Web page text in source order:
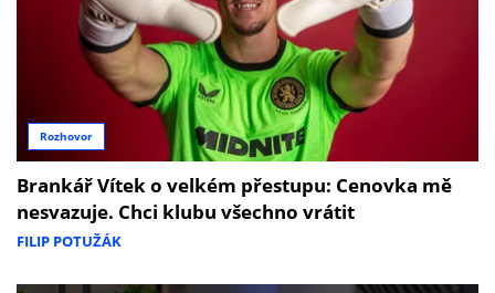
Rozhovor
Brankář Vítek o velkém přestupu: Cenovka mě
nesvazuje. Chci klubu všechno vrátit
FILIP POTUŽÁK